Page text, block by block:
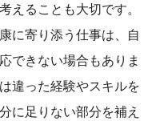
えることも大切です。
に寄り添う仕事は、自
できない場合もありま
違った経験やスキルを
に足りない部分を補え